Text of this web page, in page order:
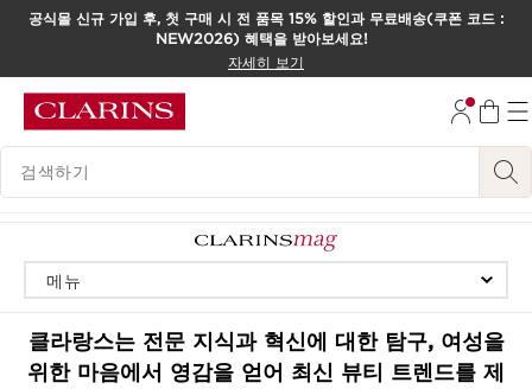
컨텐츠로 이동하기
공식몰 신규 가입 후, 첫 구매 시 전 품목 15% 할인과 무료배송(쿠폰 코드 :
NEW2026) 혜택을 받아보세요!
자세히 보기
범례 검색하기
메뉴
메뉴
클라랑스는 전문 지식과 혁신에 대한 탐구, 여성을
위한 마음에서 영감을 얻어 최신 뷰티 트렌드를 제